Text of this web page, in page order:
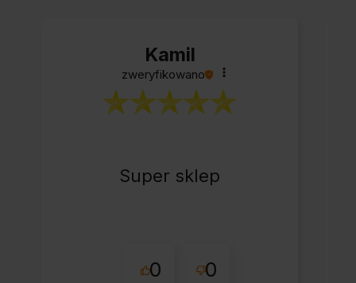
Kamil
zweryfikowano
Super sklep
0 0